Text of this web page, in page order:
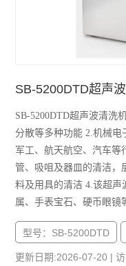
SB-5200DTD超声
SB-5200DTD超声波清洗
分散等多种功能 2.机械
军工、航天航空、汽车等
管、吸咀及器皿的清洁，
料及用具的清洁 4.该超
属、手表宝石、硬币眼镜
型号：SB-5200DTD
更新日期:2026-07-20 |